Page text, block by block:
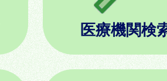
医療機関検